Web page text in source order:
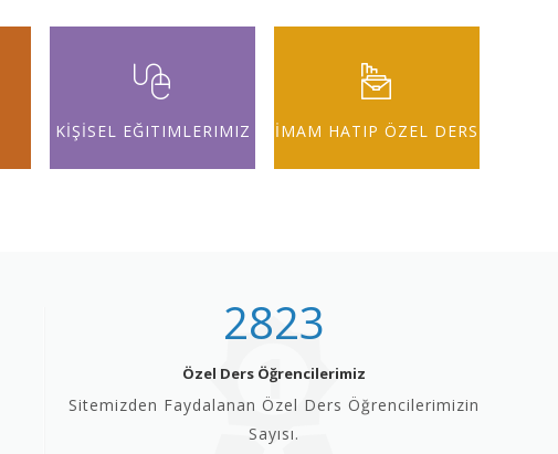
KİŞİSEL EĞITIMLERIMIZ İMAM HATIP ÖZEL DERS
2823
Özel Ders Öğrencilerimiz
Sitemizden Faydalanan Özel Ders Öğrencilerimizin
Sayısı.